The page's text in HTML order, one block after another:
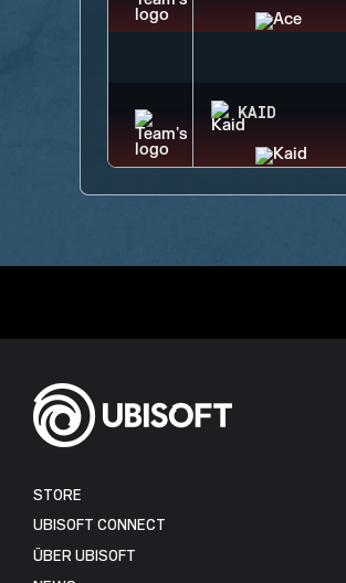
KAID
STORE
UBISOFT CONNECT
ÜBER UBISOFT